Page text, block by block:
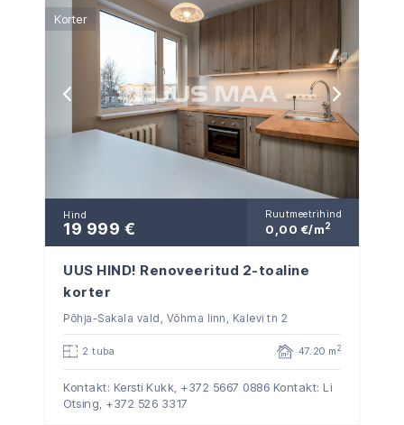
Korter
Hind
19 999 €
Ruutmeetrihind
0,00 €/m2
UUS HIND! Renoveeritud 2-toaline
korter
Põhja-Sakala vald, Võhma linn, Kalevi tn 2
2 tuba 47.20 m 2
Kontakt: Kersti Kukk, +372 5667 0886 Kontakt: Li
Otsing, +372 526 3317